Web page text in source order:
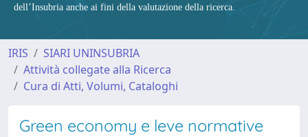
dell’Insubria anche ai fini della valutazione della ricerca.
IRIS
SIARI UNINSUBRIA
Attività collegate alla Ricerca
Cura di Atti, Volumi, Cataloghi
Green economy e leve normative